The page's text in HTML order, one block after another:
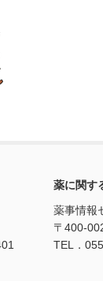
薬に関す
薬事情報
〒400-
TEL．